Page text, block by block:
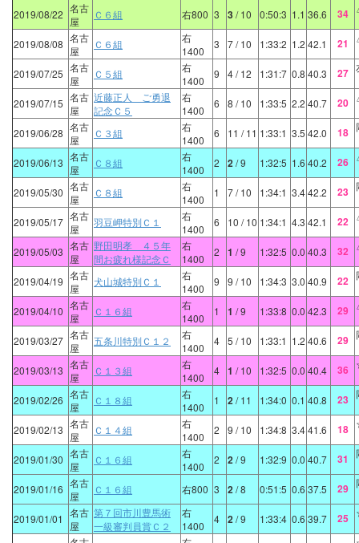
2019/08/22 名古
屋
Ｃ６組 右800 3 3/ 10 0:50:3 1.1 36.6 34
2019/08/08 名古
屋
Ｃ６組
右
1400
3 7/ 10 1:33:2 1.2 42.1 21
2019/07/25 名古
屋
Ｃ５組
右
1400
9 4/ 12 1:31:7 0.8 40.3 27
2019/07/15 名古
屋
近藤正人 ご勇退
記念Ｃ５
右
1400
6 8 / 10 1:33:5 2.2 40.7 20
2019/06/28 名古
屋
Ｃ３組
右
1400
6 11 / 11 1:33:1 3.5 42.0 18
2019/06/13 名古
屋
Ｃ８組
右
1400
2 2/ 9 1:32:5 1.6 40.2 26
2019/05/30 名古
屋
Ｃ８組
右
1400
1 7/ 10 1:34:1 3.442.2 23
2019/05/17 名古
屋
羽豆岬特別Ｃ１
右
1400
6 10 / 10 1:34:1 4.3 42.1 22
2019/05/03 名古
屋
野田明孝 ４５年
間お疲れ様記念Ｃ
右
1400
2 1 / 9 1:32:5 0.0 40.3 32
2019/04/19 名古
屋
犬山城特別Ｃ１
右
1400
9 9 / 10 1:34:3 3.0 40.9 22
2019/04/10 名古
屋
Ｃ１６組
右
1400
1 1 / 9 1:33:8 0.0 42.3 29
2019/03/27 名古
屋
五条川特別Ｃ１２
右
1400
4 5 / 10 1:33:1 1.2 40.6 29
2019/03/13 名古
屋
Ｃ１３組
右
1400
4 1 / 10 1:32:5 0.0 40.4 36
2019/02/26 名古
屋
Ｃ１８組
右
1400
1 2/ 11 1:34:0 0.1 40.8 23
2019/02/13 名古
屋
Ｃ１４組
右
1400
2 9 / 10 1:34:8 3.441.6 18
2019/01/30 名古
屋
Ｃ１６組
右
1400
2 2/ 9 1:32:9 0.0 40.7 31
2019/01/16 名古
屋
Ｃ１６組 右800 3 2/ 8 0:51:5 0.6 37.5 29
2019/01/01 名古
屋
第７回市川豊馬術
一級審判員賞Ｃ２
右
1400
4 2/ 9 1:33:4 0.6 39.7 25